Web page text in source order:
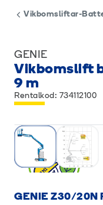
Vikbomsliftar-
GENIE
Vikbomslift
9 m
Rentalkod: 734112100
GENIE Z30/20N